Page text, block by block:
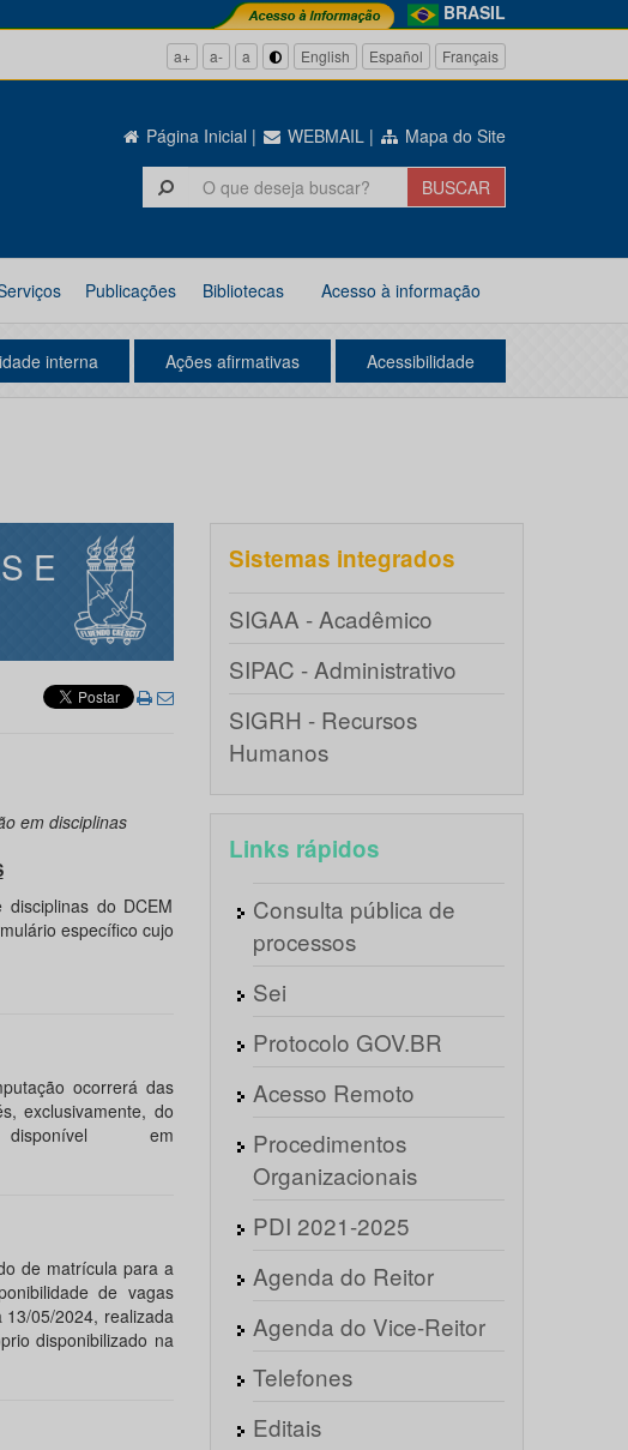
BRASIL
a+ a- a English Español Français
Página Inicial | WEBMAIL | Mapa do Site
Publicações Bibliotecas Acesso à informação
interna Ações afirmativas Acessibilidade
E
em disciplinas
do DCEM
específico cujo
ocorrerá das
exclusivamente, do
em
de matrícula para a
de vagas
05/2024, realizada
disponibilizado na
Sistemas integrados
SIGAA - Acadêmico
SIPAC - Administrativo
SIGRH - Recursos
Humanos
Links rápidos
Consulta pública de
processos
Sei
Protocolo GOV.BR
Acesso Remoto
Procedimentos
Organizacionais
PDI 2021-2025
Agenda do Reitor
Agenda do Vice-Reitor
Telefones
Editais